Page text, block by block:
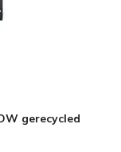
gerecycled